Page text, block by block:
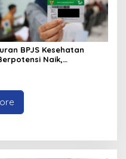
BPJS Kesehatan
Naik,